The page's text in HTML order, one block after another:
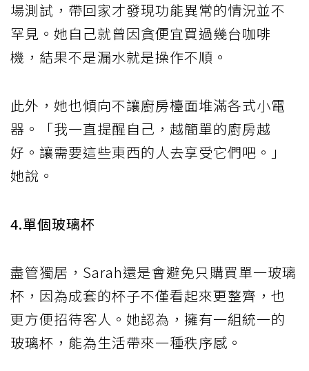
場測試，帶回家才發現功能異常的情況並不
罕見。她自己就曾因貪便宜買過幾台咖啡
機，結果不是漏水就是操作不順。
此外，她也傾向不讓廚房檯面堆滿各式小電
器。「我一直提醒自己，越簡單的廚房越
好。讓需要這些東西的人去享受它們吧。」
她說。
4.單個玻璃杯
盡管獨居，Sarah還是會避免只購買單一玻璃
杯，因為成套的杯子不僅看起來更整齊，也
更方便招待客人。她認為，擁有一組統一的
玻璃杯，能為生活帶來一種秩序感。